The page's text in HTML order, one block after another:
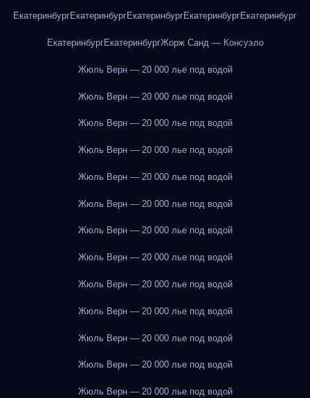
ЕкатеринбургЕкатеринбургЕкатеринбургЕкатеринбургЕкатеринбург
ЕкатеринбургЕкатеринбургЖорж Санд — Консуэло
Жюль Верн — 20 000 лье под водой
Жюль Верн — 20 000 лье под водой
Жюль Верн — 20 000 лье под водой
Жюль Верн — 20 000 лье под водой
Жюль Верн — 20 000 лье под водой
Жюль Верн — 20 000 лье под водой
Жюль Верн — 20 000 лье под водой
Жюль Верн — 20 000 лье под водой
Жюль Верн — 20 000 лье под водой
Жюль Верн — 20 000 лье под водой
Жюль Верн — 20 000 лье под водой
Жюль Верн — 20 000 лье под водой
Жюль Верн — 20 000 лье под водой